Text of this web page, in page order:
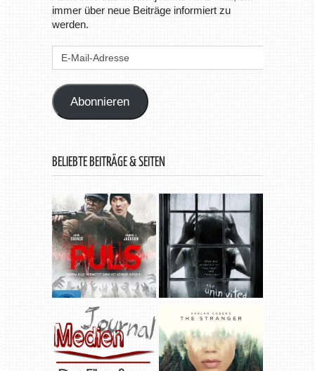
immer über neue Beiträge informiert zu
werden.
Abonnieren
BELIEBTE BEITRÄGE & SEITEN